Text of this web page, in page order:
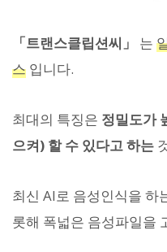
「트랜스클립션씨」 는
스 입니다.
최대의 특징은 정밀도가
으켜) 할 수 있다고 하는
최신 AI로 음성인식을 하
롯해 폭넓은 음성파일을